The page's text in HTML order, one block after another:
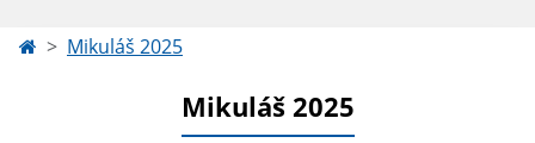
Mikuláš 2025
Mikuláš 2025